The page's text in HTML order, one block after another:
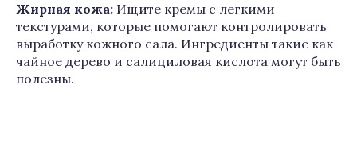
Жирная кожа: Ищите кремы с легкими
текстурами, которые помогают контролировать
выработку кожного сала. Ингредиенты такие как
чайное дерево и салициловая кислота могут быть
полезны.